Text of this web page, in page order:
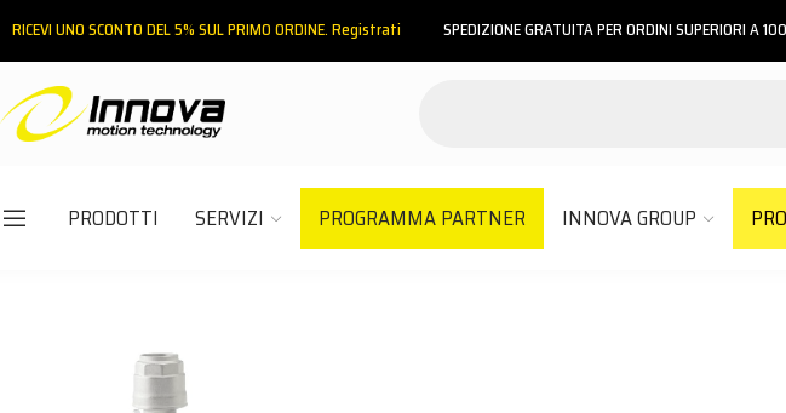
RICEVI UNO SCONTO DEL 5% SUL PRIMO ORDINE. Registrati SPEDIZIONE GRATUITA PER ORDINI SUPERIORI A
PRODOTTI SERVIZI PROGRAMMA PARTNER INNOVA GROUP